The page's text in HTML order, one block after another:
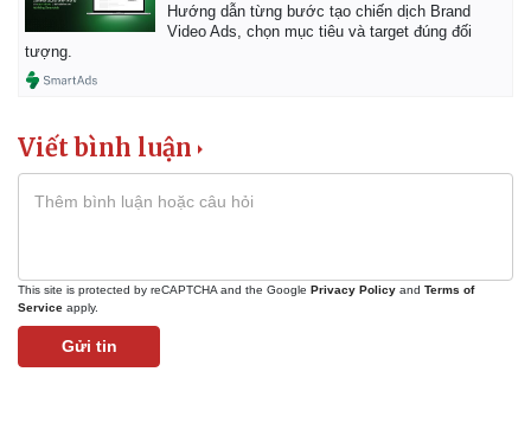
Pháp luật
Vụ án
Tin nóng
Quân sự - Quốc phòng
Hướng dẫn từng bước tạo chiến dịch Brand
Video Ads, chọn mục tiêu và target đúng đối
tượng.
Viết bình luận
This site is protected by reCAPTCHA and the Google Privacy Policy and Terms of
Service apply.
Gửi tin